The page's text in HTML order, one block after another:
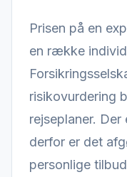
Prisen på en
en række
risikovurdering
rejseplaner.
derfor er det
personlige